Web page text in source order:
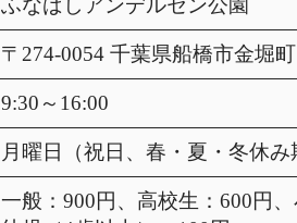
ふなばしアンデルセン公園
〒274-0054 千葉県船橋市金堀
9:30～16:00
月曜日（祝日、春・夏・冬休
一般：900円、高校生：600円